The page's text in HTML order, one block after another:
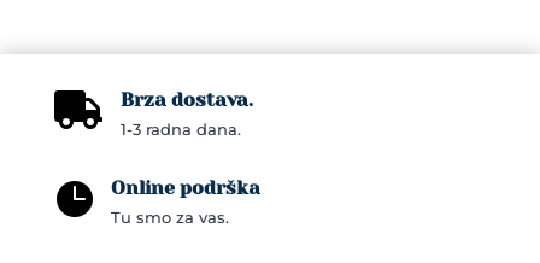
 Brza dostava.
1-3 radna dana.
 Online podrška
Tu smo za vas.